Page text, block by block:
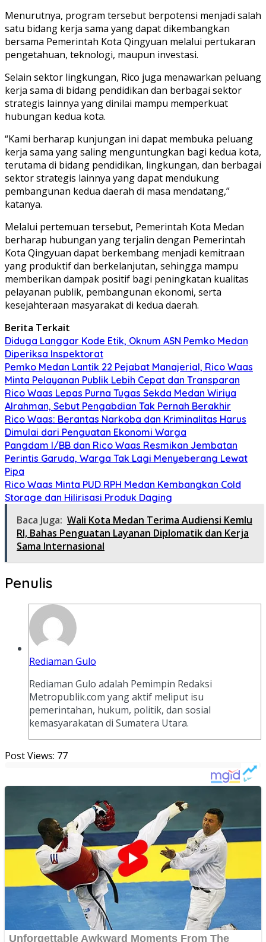
Menurutnya, program tersebut berpotensi menjadi salah
satu bidang kerja sama yang dapat dikembangkan
bersama Pemerintah Kota Qingyuan melalui pertukaran
pengetahuan, teknologi, maupun investasi.
Selain sektor lingkungan, Rico juga menawarkan peluang
kerja sama di bidang pendidikan dan berbagai sektor
strategis lainnya yang dinilai mampu memperkuat
hubungan kedua kota.
“Kami berharap kunjungan ini dapat membuka peluang
kerja sama yang saling menguntungkan bagi kedua kota,
terutama di bidang pendidikan, lingkungan, dan berbagai
sektor strategis lainnya yang dapat mendukung
pembangunan kedua daerah di masa mendatang,”
katanya.
Melalui pertemuan tersebut, Pemerintah Kota Medan
berharap hubungan yang terjalin dengan Pemerintah
Kota Qingyuan dapat berkembang menjadi kemitraan
yang produktif dan berkelanjutan, sehingga mampu
memberikan dampak positif bagi peningkatan kualitas
pelayanan publik, pembangunan ekonomi, serta
kesejahteraan masyarakat di kedua daerah.
Berita Terkait
Diduga Langgar Kode Etik, Oknum ASN Pemko Medan
Diperiksa Inspektorat
Pemko Medan Lantik 22 Pejabat Manajerial, Rico Waas
Minta Pelayanan Publik Lebih Cepat dan Transparan
Rico Waas Lepas Purna Tugas Sekda Medan Wiriya
Alrahman, Sebut Pengabdian Tak Pernah Berakhir
Rico Waas: Berantas Narkoba dan Kriminalitas Harus
Dimulai dari Penguatan Ekonomi Warga
Pangdam I/BB dan Rico Waas Resmikan Jembatan
Perintis Garuda, Warga Tak Lagi Menyeberang Lewat
Pipa
Rico Waas Minta PUD RPH Medan Kembangkan Cold
Storage dan Hilirisasi Produk Daging
Baca Juga: Wali Kota Medan Terima Audiensi Kemlu
RI, Bahas Penguatan Layanan Diplomatik dan Kerja
Sama Internasional
Penulis
Rediaman Gulo
Rediaman Gulo adalah Pemimpin Redaksi
Metropublik.com yang aktif meliput isu
pemerintahan, hukum, politik, dan sosial
kemasyarakatan di Sumatera Utara.
Post Views: 77